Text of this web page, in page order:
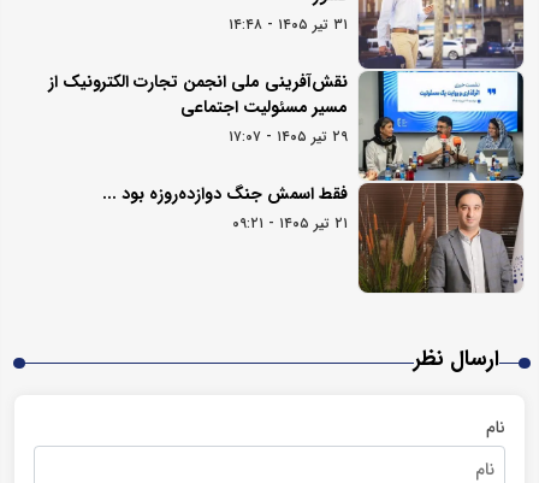
۳۱ تیر ۱۴۰۵ - ۱۴:۴۸
نقش‌آفرینی ملی انجمن تجارت الکترونیک از
مسیر مسئولیت اجتماعی
۲۹ تیر ۱۴۰۵ - ۱۷:۰۷
فقط اسمش جنگ دوازده‌روزه بود ...
۲۱ تیر ۱۴۰۵ - ۰۹:۲۱
ارسال نظر
نام